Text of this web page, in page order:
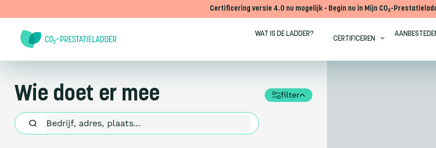
Certificering versie 4.0 nu mogelijk - Begin nu in Mijn CO₂-
WAT IS DE LADDER?
CERTIFICEREN
Wie doet er mee filter